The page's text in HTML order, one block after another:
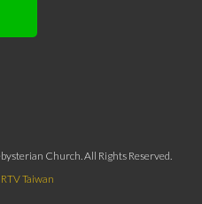
Church. All Rights Reserved.
RTV Taiwan